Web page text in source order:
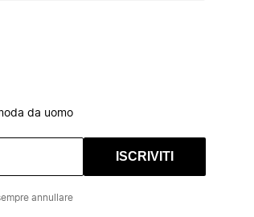
da uomo
ISCRIVITI
annullare